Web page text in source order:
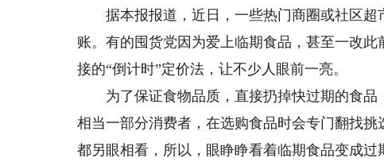
据本报报道，近日，一些热门商圈或社区超
账。有的囤货党因为爱上临期食品，甚至一改
接的“倒计时”定价法，让不少人眼前一亮。
为了保证食物品质，直接扔掉快过期的食品
相当一部分消费者，在选购食品时会专门翻找
都另眼相看，所以，眼睁睁看着临期食品变成